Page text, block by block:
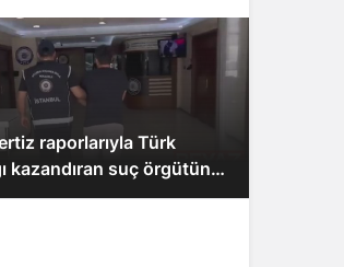
raporlarıyla Türk
kazandıran suç örgütüne
tutuklama